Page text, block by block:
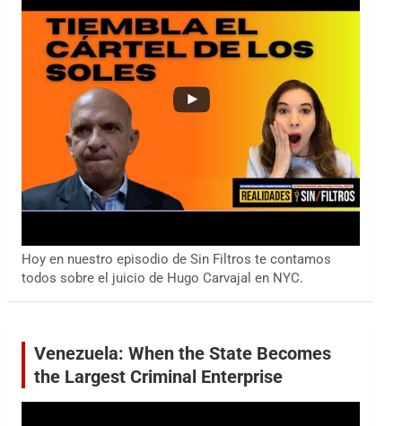
Hoy en nuestro episodio de Sin Filtros te contamos
todos sobre el juicio de Hugo Carvajal en NYC.
Venezuela: When the State Becomes
the Largest Criminal Enterprise